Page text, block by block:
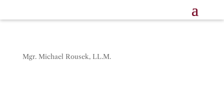
Mgr. Michael Rousek, LL.M.